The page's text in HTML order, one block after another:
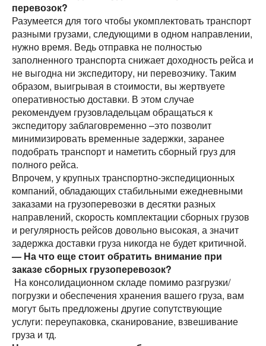
перевозок?
Разумеется для того чтобы укомплектовать транспорт
разными грузами, следующими в одном направлении,
нужно время. Ведь отправка не полностью
заполненного транспорта снижает доходность рейса и
не выгодна ни экспедитору, ни перевозчику. Таким
образом, выигрывая в стоимости, вы жертвуете
оперативностью доставки. В этом случае
рекомендуем грузовладельцам обращаться к
экспедитору заблаговременно –это позволит
минимизировать временные задержки, заранее
подобрать транспорт и наметить сборный груз для
полного рейса.
Впрочем, у крупных транспортно-экспедиционных
компаний, обладающих стабильными ежедневными
заказами на грузоперевозки в десятки разных
направлений, скорость комплектации сборных грузов
и регулярность рейсов довольно высокая, а значит
задержка доставки груза никогда не будет критичной.
— На что еще стоит обратить внимание при
заказе сборных грузоперевозок?
На консолидационном складе помимо разгрузки/
погрузки и обеспечения хранения вашего груза, вам
могут быть предложены другие сопутствующие
услуги: переупаковка, сканирование, взвешивание
груза и тд.